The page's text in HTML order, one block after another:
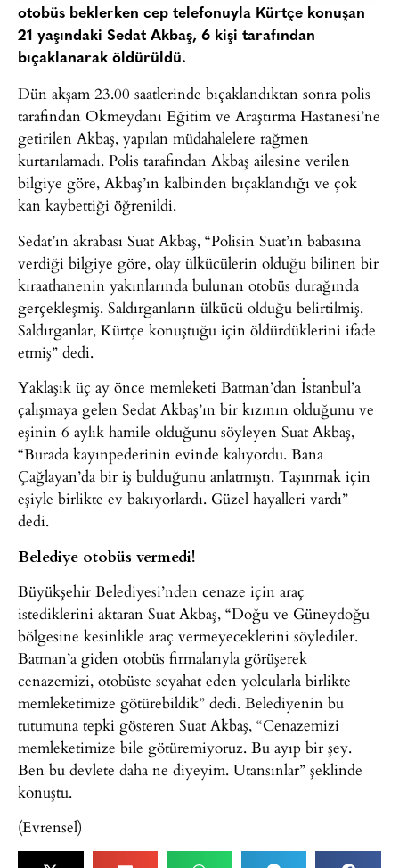
otobüs beklerken cep telefonuyla Kürtçe konuşan
21 yaşındaki Sedat Akbaş, 6 kişi tarafından
bıçaklanarak öldürüldü.
Dün akşam 23.00 saatlerinde bıçaklandıktan sonra polis
tarafından Okmeydanı Eğitim ve Araştırma Hastanesi’ne
getirilen Akbaş, yapılan müdahalelere rağmen
kurtarılamadı. Polis tarafından Akbaş ailesine verilen
bilgiye göre, Akbaş’ın kalbinden bıçaklandığı ve çok
kan kaybettiği öğrenildi.
Sedat’ın akrabası Suat Akbaş, “Polisin Suat’ın babasına
verdiği bilgiye göre, olay ülkücülerin olduğu bilinen bir
kıraathanenin yakınlarında bulunan otobüs durağında
gerçekleşmiş. Saldırganların ülkücü olduğu belirtilmiş.
Saldırganlar, Kürtçe konuştuğu için öldürdüklerini ifade
etmiş” dedi.
Yaklaşık üç ay önce memleketi Batman’dan İstanbul’a
çalışmaya gelen Sedat Akbaş’ın bir kızının olduğunu ve
eşinin 6 aylık hamile olduğunu söyleyen Suat Akbaş,
“Burada kayınpederinin evinde kalıyordu. Bana
Çağlayan’da bir iş bulduğunu anlatmıştı. Taşınmak için
eşiyle birlikte ev bakıyorlardı. Güzel hayalleri vardı”
dedi.
Belediye otobüs vermedi!
Büyükşehir Belediyesi’nden cenaze için araç
istediklerini aktaran Suat Akbaş, “Doğu ve Güneydoğu
bölgesine kesinlikle araç vermeyeceklerini söylediler.
Batman’a giden otobüs firmalarıyla görüşerek
cenazemizi, otobüste seyahat eden yolcularla birlikte
memleketimize götürebildik” dedi. Belediyenin bu
tutumuna tepki gösteren Suat Akbaş, “Cenazemizi
memleketimize bile götüremiyoruz. Bu ayıp bir şey.
Ben bu devlete daha ne diyeyim. Utansınlar” şeklinde
konuştu.
(Evrensel)